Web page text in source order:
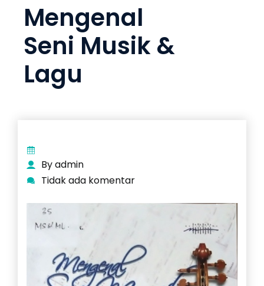
Mengenal
Seni Musik &
Lagu
By admin
Tidak ada komentar